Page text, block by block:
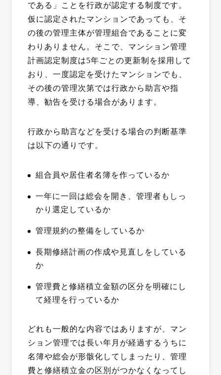
である」ことを行政が認定する制度です。
仮に認定されたマンションであっても、そ
の後の管理主体が管理組合であることに変
わりありません。そこで、マンション管理
計画認定制度は5年ごとの更新制を採用して
おり、一度認定を受けたマンションでも、
その後の管理次第では行政から助言や指
導、勧告を受ける場合があります。
行政から助言などを受ける場合の判断基準
は以下の通りです。
組合員や居住者名簿を作っているか
一年に一回は総会を開き、管理者もしっ
かり選定しているか
管理規約の整備をしているか
長期修繕計画の作成や見直しをしている
か
管理費と修繕積立金額の区分を明確にし
て経理を行っているか
どれも一般的な内容ではありますが、マン
ション管理では長い年月が経過するうちに
名簿や総会が形骸化してしまったり、管理
費と修繕積立金の区別がつかなくなってし